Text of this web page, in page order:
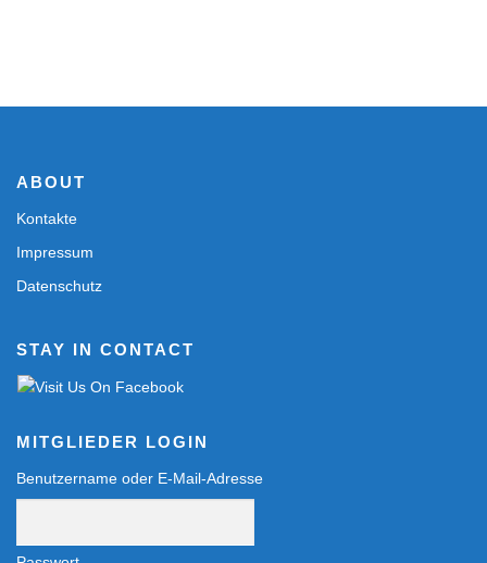
ABOUT
Kontakte
Impressum
Datenschutz
STAY IN CONTACT
MITGLIEDER LOGIN
Benutzername oder E-Mail-Adresse